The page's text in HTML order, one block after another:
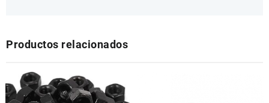
Productos relacionados